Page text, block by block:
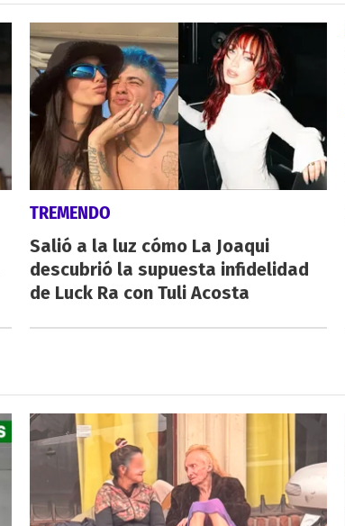
TREMENDO
Salió a la luz cómo La Joaqui
descubrió la supuesta infidelidad
de Luck Ra con Tuli Acosta